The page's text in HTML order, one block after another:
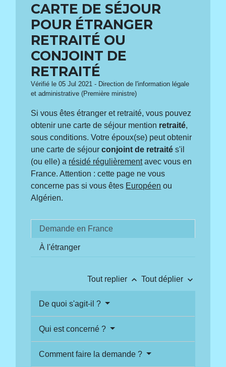
CARTE DE SÉJOUR
POUR ÉTRANGER
RETRAITÉ OU
CONJOINT DE
RETRAITÉ
Vérifié le 05 Jul 2021 - Direction de l'information légale
et administrative (Première ministre)
Si vous êtes étranger et retraité, vous pouvez
obtenir une carte de séjour mention retraité,
sous conditions. Votre époux(se) peut obtenir
une carte de séjourconjoint de retraité s'il
(ou elle) a résidé régulièrementavec vous en
France. Attention : cette page ne vous
concerne pas si vous êtes Européen ou
Algérien.
Demande en France
À l'étranger
Tout replier keyboard_arrow_up Tout déplier keyboard_arrow_down
De quoi s'agit-il ?
Qui est concerné ?
Comment faire la demande ?